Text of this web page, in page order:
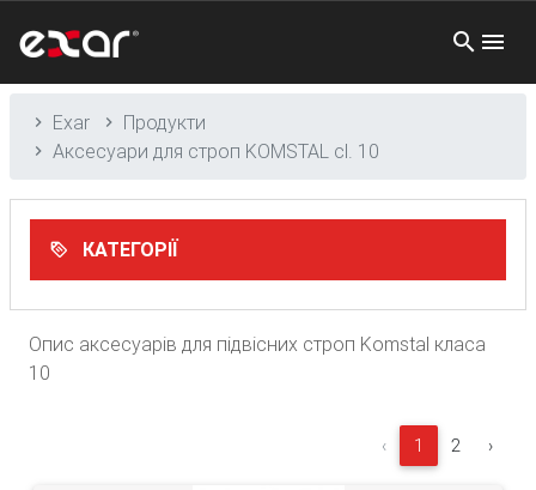
Exar
Продукти
Аксесуари для строп KOMSTAL cl. 10
КАТЕГОРІЇ
Опис аксесуарів для підвісних строп Komstal класа
10
‹ 1 2 ›